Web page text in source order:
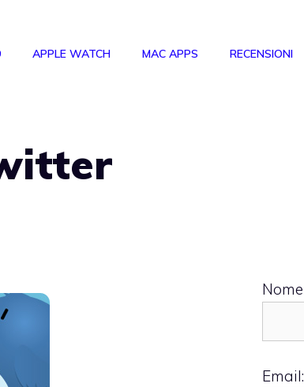
APPLE WATCH MAC APPS RECENSIONI
Nome
Email: